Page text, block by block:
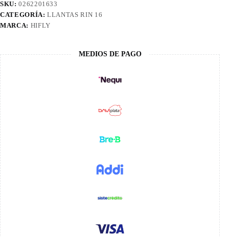
SKU:0262201633
CATEGORÍA:LLANTAS RIN 16
MARCA: HIFLY
MEDIOS DE PAGO